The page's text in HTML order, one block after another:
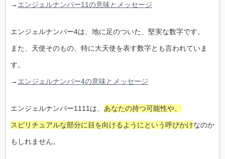
→ エンジェルナンバー11の意味とメッセージ
エンジェルナンバー4は、地に足のついた、堅実な数字です。
また、天使そのもの、特に大天使を表す数字とも言われていま
す。
→ エンジェルナンバー4の意味とメッセージ
エンジェルナンバー1111は、 あなたの持つ可能性や、
スピリチュアルな部分に目を向けるようにという呼びかけなのか
もしれません。